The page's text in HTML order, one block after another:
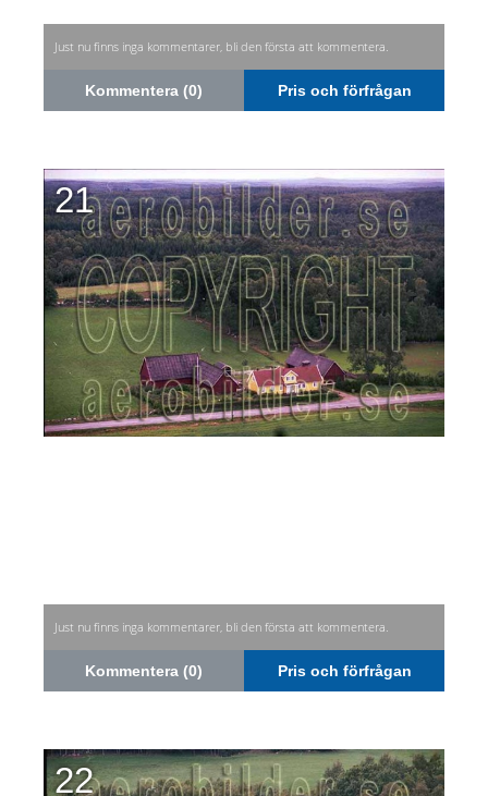
Just nu finns inga kommentarer, bli den första att kommentera.
Kommentera (0) Pris och förfrågan
21
Just nu finns inga kommentarer, bli den första att kommentera.
Kommentera (0) Pris och förfrågan
22